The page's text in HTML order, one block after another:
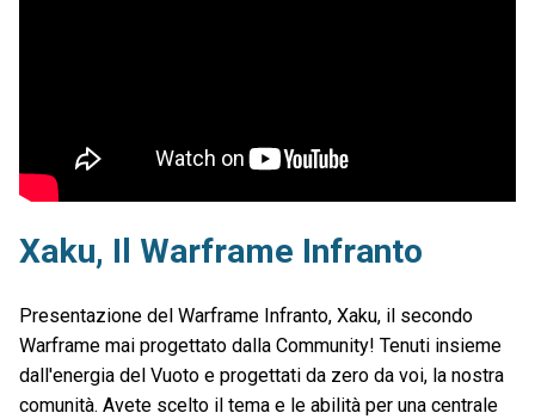
Xaku, Il Warframe Infranto
Presentazione del Warframe Infranto, Xaku, il secondo
Warframe mai progettato dalla Community! Tenuti insieme
dall'energia del Vuoto e progettati da zero da voi, la nostra
comunità. Avete scelto il tema e le abilità per una centrale